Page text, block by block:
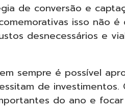
de conversão e
isso não
desnecessários e
sempre é possível
de investimentos.
do ano e focar